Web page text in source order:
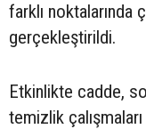
farklı noktalarında
gerçekleştirildi.
Etkinlikte cadde,
temizlik çalışmaları